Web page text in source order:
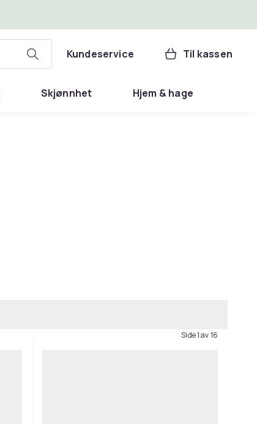
Kundeservice Til kassen
Skjønnhet Hjem & hage
Side 1 av 16